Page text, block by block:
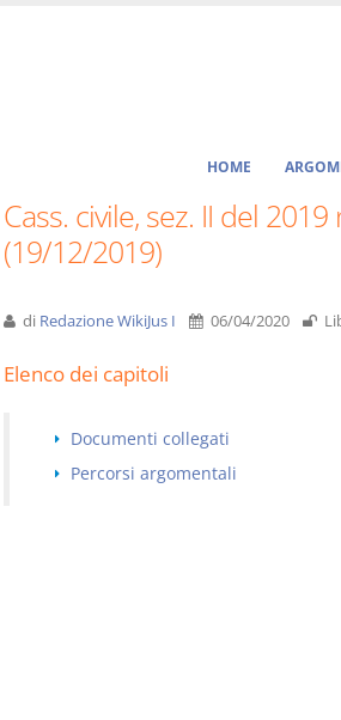
HOME
Cass. civile, sez. II del
(19/12/2019)
di Redazione WikiJus I 06/04/2020
Elenco dei capitoli
Documenti collegati
Percorsi argomentali